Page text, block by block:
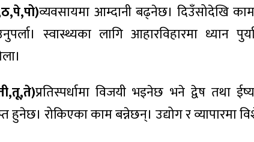
व्यवसायमा आम्दानी बढ्नेछ। दिउँसोदेखि
स्वास्थ्यका लागि आहारविहारमा ध्यान
प्रतिस्पर्धामा विजयी भइनेछ भने द्वेष तथा
हुनेछ। रोकिएका काम बन्नेछन्। उद्योग र